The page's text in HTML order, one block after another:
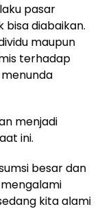
pasar
diabaikan.
maupun
terhadap
menjadi
ini.
besar dan
kita alami